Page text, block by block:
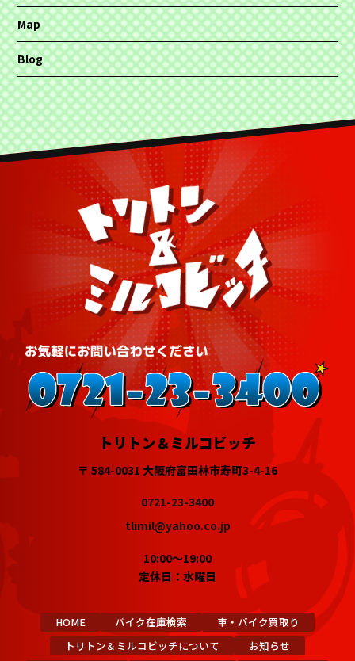
Map
Blog
トリトン＆ミルコビッチ
〒 584-0031 大阪府富田林市寿町3-4-16
0721-23-3400
tlimil@yahoo.co.jp
10:00～19:00
定休日：水曜日
HOME バイク在庫検索
車・バイク買取り
トリトン＆ミルコビッチについて
お知らせ